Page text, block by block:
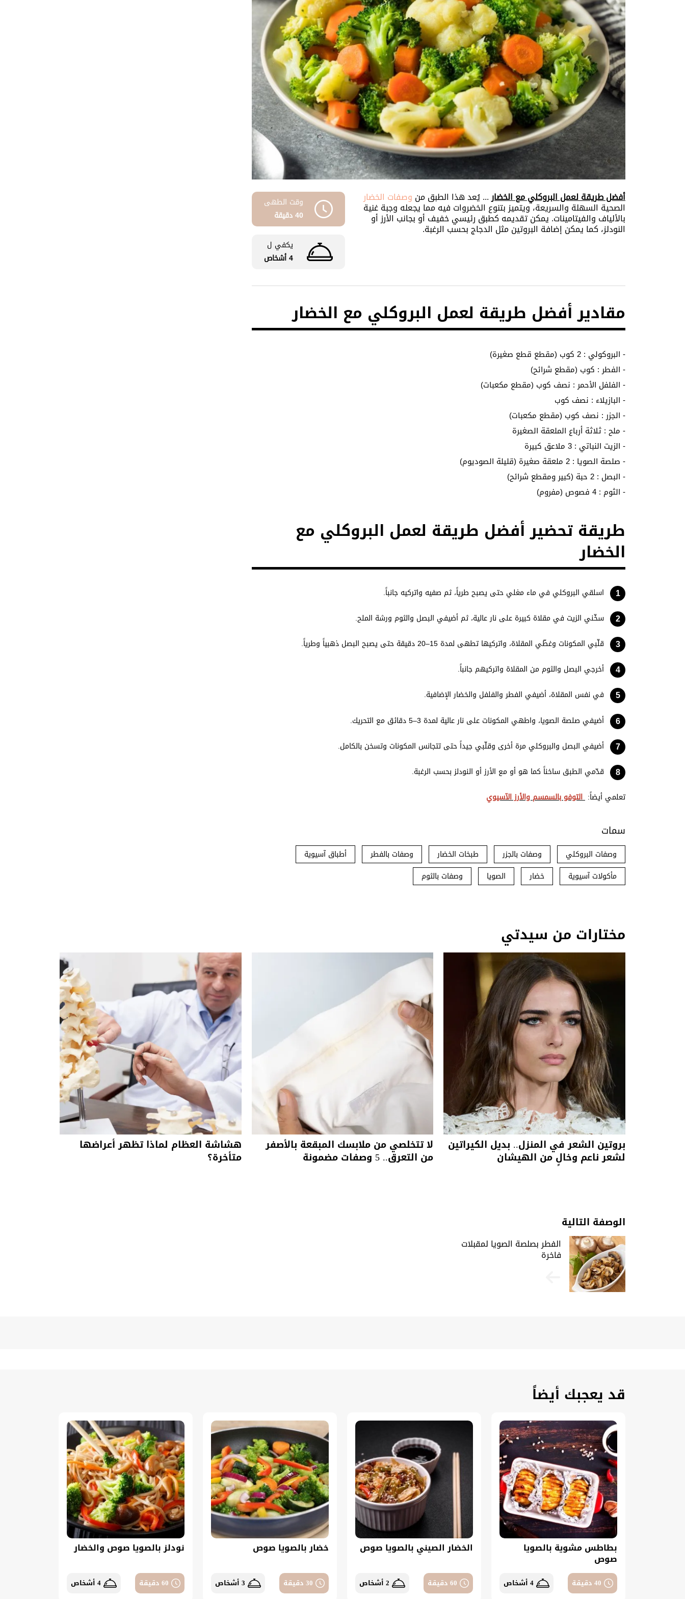
أفضل طريقة لعمل البروكلي مع الخضار... يُعد هذا الطبق من وصفات الخضار
الصحية السهلة والسريعة، ويتميز بتنوع الخضروات فيه مما يجعله وجبة غنية
بالألياف والفيتامينات. يمكن تقديمه كطبق رئيسي خفيف أو بجانب الأرز أو
النودلز، كما يمكن إضافة البروتين مثل الدجاج بحسب الرغبة.
وقت الطهى
40 دقيقة
يكفي ل
4 أشخاص
مقادير أفضل طريقة لعمل البروكلي مع الخضار
- البروكولي : 2 كوب (مقطع قطع صغيرة)
- الفطر : كوب (مقطع شرائح)
- الفلفل الأحمر : نصف كوب (مقطع مكعبات)
- البازيلاء : نصف كوب
- الجزر : نصف كوب (مقطع مكعبات)
- ملح : ثلاثة أرباع الملعقة الصغيرة
- الزيت النباتي : 3 ملاعق كبيرة
- صلصة الصويا : 2 ملعقة صغيرة (قليلة الصوديوم)
- البصل : 2 حبة (كبير ومقطع شرائح)
- الثوم : 4 فصوص (مفروم)
طريقة تحضير أفضل طريقة لعمل البروكلي مع
الخضار
اسلقي البروكلي في ماء مغلي حتى يصبح طرياً، ثم صفيه واتركيه جانباً.
سخّني الزيت في مقلاة كبيرة على نار عالية، ثم أضيفي البصل والثوم ورشة الملح.
قلّبي المكونات وغطّي المقلاة، واتركيها تطهى لمدة 15–20 دقيقة حتى يصبح البصل ذهبياً وطرياً.
أخرجي البصل والثوم من المقلاة واتركيهم جانباً.
في نفس المقلاة، أضيفي الفطر والفلفل والخضار الإضافية.
أضيفي صلصة الصويا، واطهي المكونات على نار عالية لمدة 3–5 دقائق مع التحريك.
أضيفي البصل والبروكلي مرة أخرى وقلّبي جيداً حتى تتجانس المكونات وتسخن بالكامل.
قدّمي الطبق ساخناً كما هو أو مع الأرز أو النودلز بحسب الرغبة.
تعلمي أيضاً: التوفو بالسمسم والأرز الآسيوي
سمات
وصفات البروكلي وصفات بالجزر طبخات الخضار وصفات بالفطر
أطباق آسيوية
مأكولات آسيوية
خضار الصويا وصفات بالثوم
مختارات من سيدتي
بروتين الشعر في المنزل.. بديل الكيراتين
لشعر ناعم وخالٍ من الهيشان
لا تتخلصي من ملابسك المبقعة بالأصفر
من التعرق.. 5 وصفات مضمونة
هشاشة العظام لماذا تظهر أعراضها
متأخرة؟
الوصفة التالية
الفطر بصلصة الصويا لمقبلات
فاخرة
قد يعجبك أيضاً
بطاطس مشوية بالصويا
صوص
40 دقيقة 4 أشخاص
الخضار الصيني بالصويا صوص
60 دقيقة 2 أشخاص
خضار بالصويا صوص
30 دقيقة 3 أشخاص
نودلز بالصويا صوص والخضار
60 دقيقة 4 أشخاص